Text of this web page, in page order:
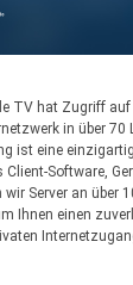
TV hat Zugriff
in über 70
ist eine
Software,
wir Server an über
Ihnen einen